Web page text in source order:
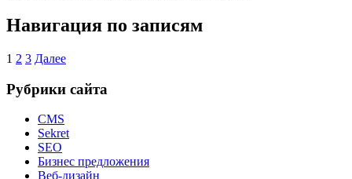
Навигация по записям
1 2 3 Далее
Рубрики сайта
CMS
Sekret
SEO
Бизнес предложения
Веб-дизайн